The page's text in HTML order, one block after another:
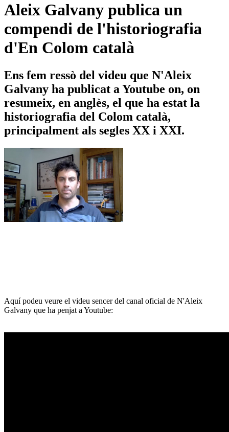
Aleix Galvany publica un
compendi de l'historiografia
d'En Colom català
Ens fem ressò del videu que N'Aleix
Galvany ha publicat a Youtube on, on
resumeix, en anglès, el que ha estat la
historiografia del Colom català,
principalment als segles XX i XXI.
Aquí podeu veure el videu sencer del canal oficial de N'Aleix
Galvany que ha penjat a Youtube: